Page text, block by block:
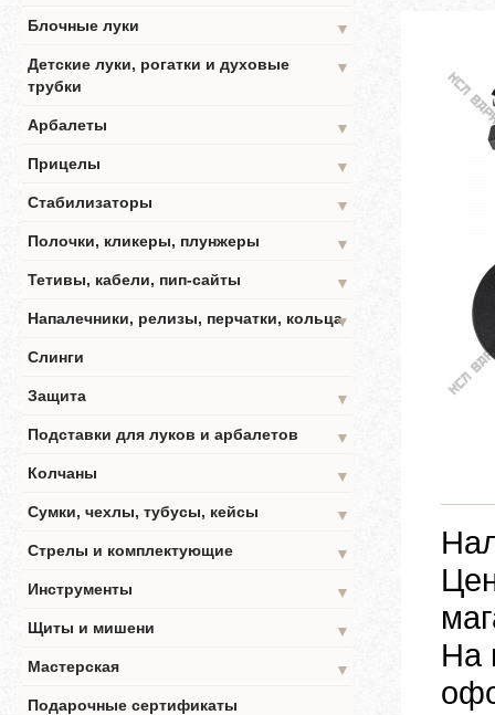
Блочные луки
▼
Детские луки, рогатки и духовые
трубки
▼
Арбалеты
▼
Прицелы
▼
Стабилизаторы
▼
Полочки, кликеры, плунжеры
▼
Тетивы, кабели, пип-сайты
▼
Напалечники, релизы, перчатки, кольца▼
Слинги
Защита
▼
Подставки для луков и арбалетов
▼
Колчаны
▼
Сумки, чехлы, тубусы, кейсы
▼
Стрелы и комплектующие
▼
Инструменты
▼
Щиты и мишени
▼
Мастерская
▼
Подарочные сертификаты
На